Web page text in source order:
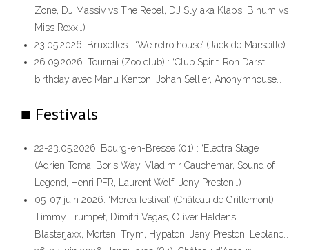
Zone, DJ Massiv vs The Rebel, DJ Sly aka Klap’s, Binum vs
Miss Roxx…)
23.05.2026. Bruxelles : ‘We retro house’ (Jack de Marseille)
26.09.2026. Tournai (Zoo club) : ‘Club Spirit’ Ron Darst
birthday avec Manu Kenton, Johan Sellier, Anonymhouse…
■ Festivals
22-23.05.2026. Bourg-en-Bresse (01) : ‘Electra Stage’
(Adrien Toma, Boris Way, Vladimir Cauchemar, Sound of
Legend, Henri PFR, Laurent Wolf, Jeny Preston…)
05-07 juin 2026. ‘Morea festival’ (Château de Grillemont)
Timmy Trumpet, Dimitri Vegas, Oliver Heldens,
Blasterjaxx, Morten, Trym, Hypaton, Jeny Preston, Leblanc…